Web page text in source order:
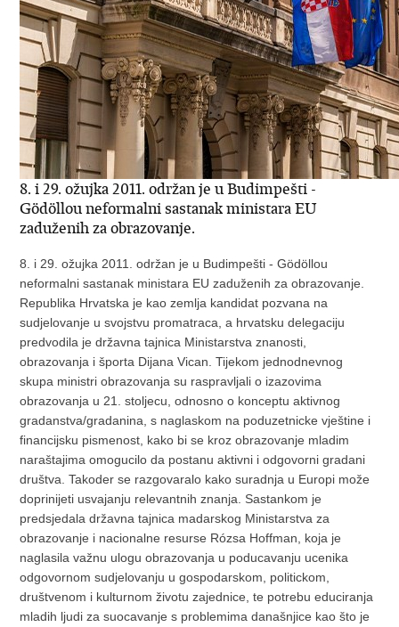
8. i 29. ožujka 2011. održan je u Budimpešti -
Gödöllou neformalni sastanak ministara EU
zaduženih za obrazovanje.
8. i 29. ožujka 2011. održan je u Budimpešti - Gödöllou
neformalni sastanak ministara EU zaduženih za obrazovanje.
Republika Hrvatska je kao zemlja kandidat pozvana na
sudjelovanje u svojstvu promatraca, a hrvatsku delegaciju
predvodila je državna tajnica Ministarstva znanosti,
obrazovanja i športa Dijana Vican. Tijekom jednodnevnog
skupa ministri obrazovanja su raspravljali o izazovima
obrazovanja u 21. stoljecu, odnosno o konceptu aktivnog
gradanstva/gradanina, s naglaskom na poduzetnicke vještine i
financijsku pismenost, kako bi se kroz obrazovanje mladim
naraštajima omogucilo da postanu aktivni i odgovorni gradani
društva. Takoder se razgovaralo kako suradnja u Europi može
doprinijeti usvajanju relevantnih znanja. Sastankom je
predsjedala državna tajnica madarskog Ministarstva za
obrazovanje i nacionalne resurse Rózsa Hoffman, koja je
naglasila važnu ulogu obrazovanja u poducavanju ucenika
odgovornom sudjelovanju u gospodarskom, politickom,
društvenom i kulturnom životu zajednice, te potrebu educiranja
mladih ljudi za suocavanje s problemima današnjice kao što je